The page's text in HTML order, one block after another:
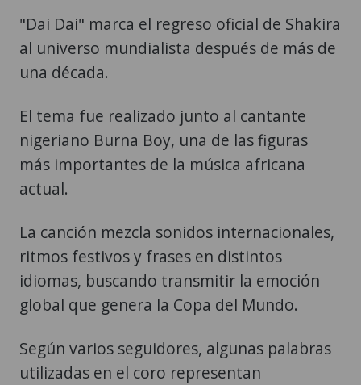
"Dai Dai" marca el regreso oficial de Shakira
al universo mundialista después de más de
una década.
El tema fue realizado junto al cantante
nigeriano Burna Boy, una de las figuras
más importantes de la música africana
actual.
La canción mezcla sonidos internacionales,
ritmos festivos y frases en distintos
idiomas, buscando transmitir la emoción
global que genera la Copa del Mundo.
Según varios seguidores, algunas palabras
utilizadas en el coro representan